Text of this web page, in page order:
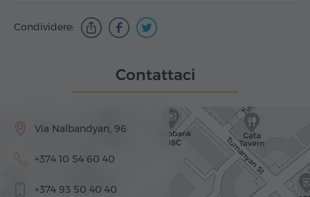
Condividere:
Contattaci
Via Nalbandyan, 96
+374 10 54 60 40
+374 93 50 40 40